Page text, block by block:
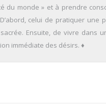
du monde » et à prendre
celui de pratiquer une
Ensuite, de vivre dans
immédiate des désirs. ♦